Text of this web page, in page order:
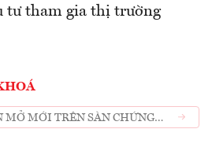
tư tham gia thị trường
MỞ MỚI TRÊN SÀN CHỨNG